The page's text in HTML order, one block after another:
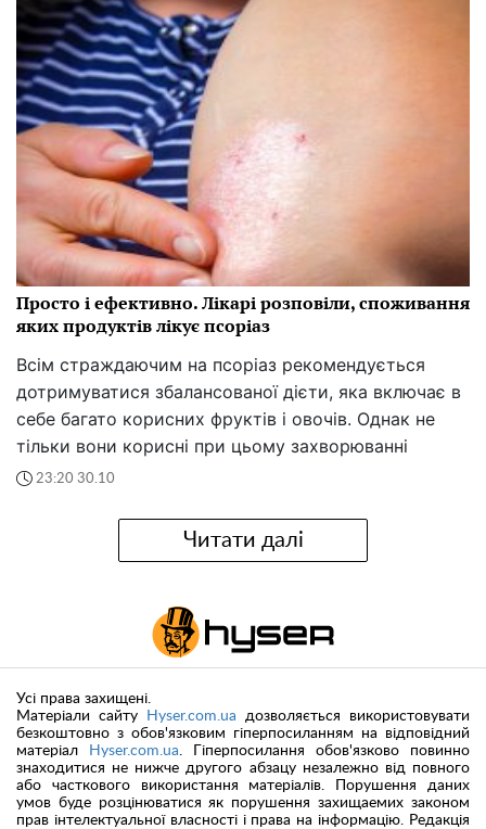
Просто і ефективно. Лікарі розповіли, споживання
яких продуктів лікує псоріаз
Всім страждаючим на псоріаз рекомендується
дотримуватися збалансованої дієти, яка включає в
себе багато корисних фруктів і овочів. Однак не
тільки вони корисні при цьому захворюванні
23:20 30.10
Читати далі
Усі права захищені.
Матеріали сайту
Hyser.com.ua дозволяється використовувати
безкоштовно з обов'язковим гіперпосиланням на відповідний
матеріал
Hyser.com.ua. Гіперпосилання обов'язково повинно
знаходитися не нижче другого абзацу незалежно від повного
або часткового використання матеріалів. Порушення даних
умов буде розцінюватися як порушення захищаемих законом
прав інтелектуальної власності і права на інформацію. Редакція